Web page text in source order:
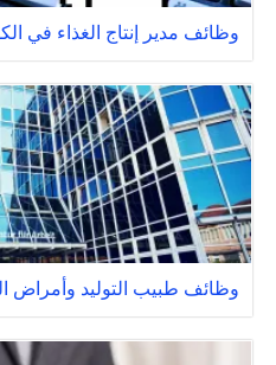
وظائف مدير إنتاج الغذاء في
وظائف طبيب التوليد وأمراض